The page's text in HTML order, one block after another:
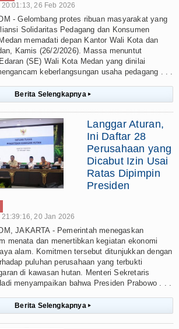
20:01:13, 26 Feb 2026
- Gelombang protes ribuan masyarakat yang
Solidaritas Pedagang dan Konsumen
memadati depan Kantor Wali Kota dan
Kamis (26/2/2026). Massa menuntut
(SE) Wali Kota Medan yang dinilai
keberlangsungan usaha pedagang . . .
Berita Selengkapnya ▸
Langgar Aturan,
Ini Daftar 28
Perusahaan yang
Dicabut Izin Usai
Ratas Dipimpin
Presiden
21:39:16, 20 Jan 2026
JAKARTA - Pemerintah menegaskan
menata dan menertibkan kegiatan ekonomi
alam. Komitmen tersebut ditunjukkan dengan
puluhan perusahaan yang terbukti
di kawasan hutan. Menteri Sekretaris
menyampaikan bahwa Presiden Prabowo . . .
Berita Selengkapnya ▸